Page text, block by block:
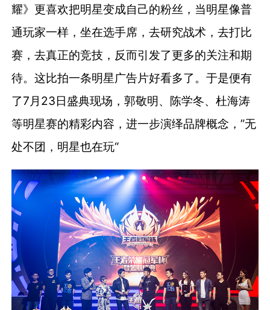
耀》更喜欢把明星变成自己的粉丝，当明星像普
通玩家一样，坐在选手席，去研究战术，去打比
赛，去真正的竞技，反而引发了更多的关注和期
待。这比拍一条明星广告片好看多了。于是便有
了7月23日盛典现场，郭敬明、陈学冬、杜海涛
等明星赛的精彩内容，进一步演绎品牌概念，”无
处不团，明星也在玩“